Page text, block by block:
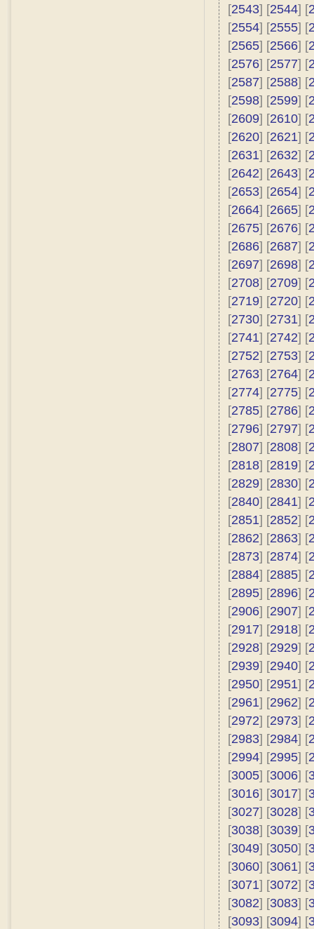
[2543] [2544] [
[2554] [2555] [
[2565] [2566] [
[2576] [2577] [
[2587] [2588] [
[2598] [2599] [
[2609] [2610] [
[2620] [2621] [
[2631] [2632] [
[2642] [2643] [
[2653] [2654] [
[2664] [2665] [
[2675] [2676] [
[2686] [2687] [
[2697] [2698] [
[2708] [2709] [
[2719] [2720] [
[2730] [2731] [
[2741] [2742] [
[2752] [2753] [
[2763] [2764] [
[2774] [2775] [
[2785] [2786] [
[2796] [2797] [
[2807] [2808] [
[2818] [2819] [
[2829] [2830] [
[2840] [2841] [
[2851] [2852] [
[2862] [2863] [
[2873] [2874] [
[2884] [2885] [
[2895] [2896] [
[2906] [2907] [
[2917] [2918] [
[2928] [2929] [
[2939] [2940] [
[2950] [2951] [
[2961] [2962] [
[2972] [2973] [
[2983] [2984] [
[2994] [2995] [
[3005] [3006] [
[3016] [3017] [
[3027] [3028] [
[3038] [3039] [
[3049] [3050] [
[3060] [3061] [
[3071] [3072] [
[3082] [3083] [
[3093] [3094] [